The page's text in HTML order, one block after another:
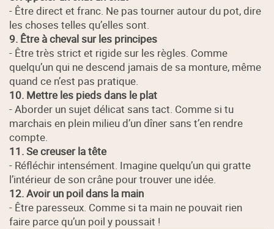
- Être direct et franc. Ne pas tourner autour du pot, dire
les choses telles qu’elles sont.
9. Être à cheval sur les principes
- Être très strict et rigide sur les règles. Comme
quelqu’un qui ne descend jamais de sa monture, même
quand ce n’est pas pratique.
10. Mettre les pieds dans le plat
- Aborder un sujet délicat sans tact. Comme si tu
marchais en plein milieu d’un dîner sans t’en rendre
compte.
11. Se creuser la tête
- Réfléchir intensément. Imagine quelqu’un qui gratte
l’intérieur de son crâne pour trouver une idée.
12. Avoir un poil dans la main
- Être paresseux. Comme si ta main ne pouvait rien
faire parce qu’un poil y poussait !